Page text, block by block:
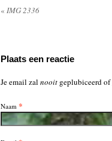
« IMG 2336
Plaats een reactie
Je email zal nooit geplubiceerd
Naam *